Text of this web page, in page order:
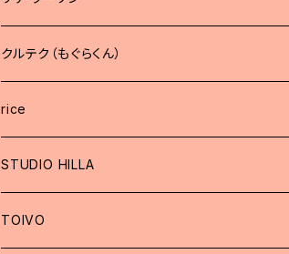
クルテク（もぐらくん）
rice
STUDIO HILLA
TOIVO